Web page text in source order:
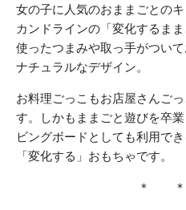
女の子に人気のおままごとの
カンドラインの「変化するま
使ったつまみや取っ手がつい
ナチュラルなデザイン。
お料理ごっこもお店屋さんご
す。しかもままごと遊びを卒
ビングボードとしても利用で
「変化する」おもちゃです。
＊